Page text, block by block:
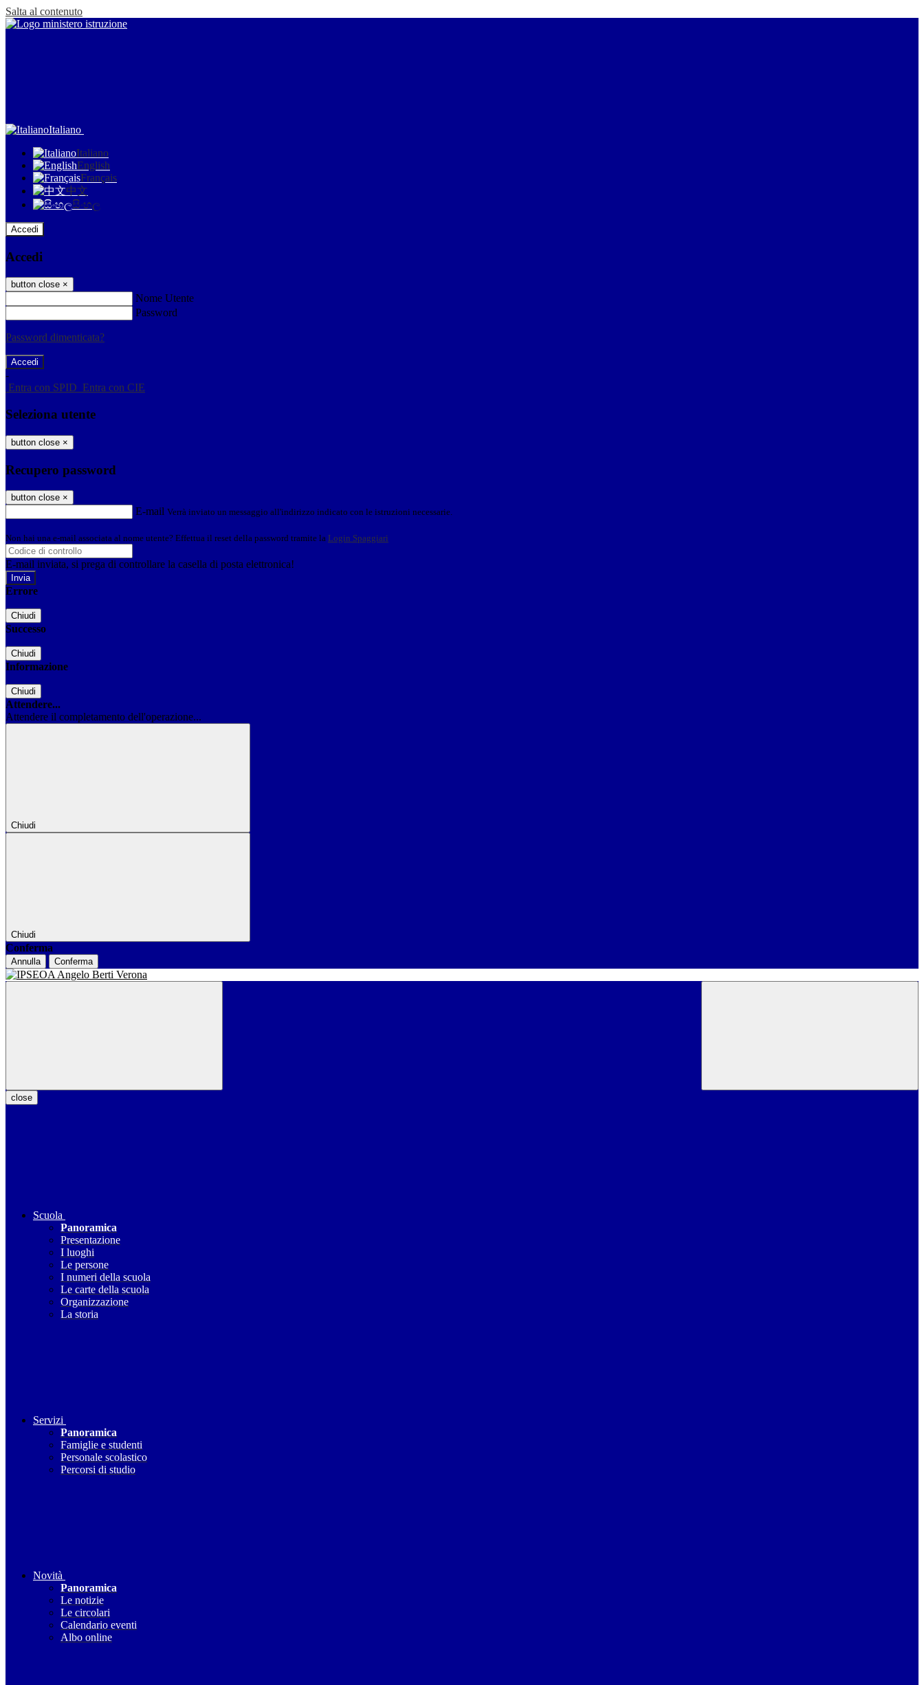
Salta al contenuto
Italiano
Italiano
English
Français
中文
සිංහල
Accedi
Accedi
button close ×
Nome Utente
Password
Password dimenticata?
-
Entra con SPID Entra con CIE
Seleziona utente
button close ×
Recupero password
button close ×
E-mail Verrà inviato un messaggio all'indirizzo indicato con le istruzioni necessarie.
Non hai una e-mail associata al nome utente? Effettua il reset della password tramite la Login Spaggiari
E-mail inviata, si prega di controllare la casella di posta elettronica!
Errore
Chiudi
Successo
Chiudi
Informazione
Chiudi
Attendere...
Attendere il completamento dell'operazione...
Chiudi
Chiudi
Conferma
Annulla Conferma
close
Scuola
Panoramica
Presentazione
I luoghi
Le persone
I numeri della scuola
Le carte della scuola
Organizzazione
La storia
Servizi
Panoramica
Famiglie e studenti
Personale scolastico
Percorsi di studio
Novità
Panoramica
Le notizie
Le circolari
Calendario eventi
Albo online